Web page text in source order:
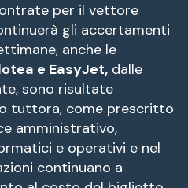
per il vettore
gli accertamenti
anche le
e EasyJet, dalle
sono risultate
tuttora, come prescritto
amministrativo,
e operativi e nel
continuano a